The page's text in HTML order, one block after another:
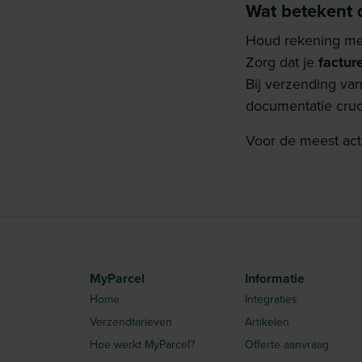
Wat betekent
Houd rekening
Zorg dat je
Bij verzending
documentatie
Voor de meest
MyParcel
Home
Verzendtarieven
Hoe werkt MyParcel?
Informatie
Integraties
Artikelen
Offerte aanvraag